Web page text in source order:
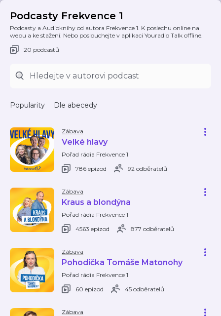
Podcasty Frekvence 1
Podcasty a Audioknihy od autora Frekvence 1. K poslechu online na
webu a ke stažení. Nebo poslouchejte v aplikaci Youradio Talk offline.
20 podcastů
Popularity Dle abecedy
Zábava
Velké hlavy
Pořad rádia Frekvence 1
786 epizod
92 odběratelů
Zábava
Kraus a blondýna
Pořad rádia Frekvence 1
4563 epizod
877 odběratelů
Zábava
Pohodička Tomáše Matonohy
Pořad rádia Frekvence 1
60 epizod
45 odběratelů
Zábava